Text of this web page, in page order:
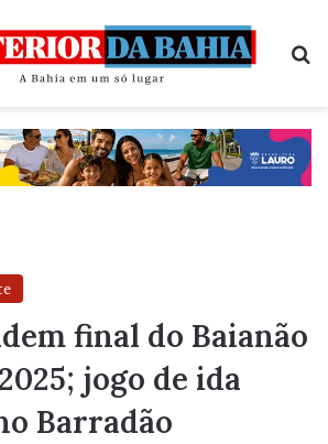
final do Baianão
jogo de ida
Barradão